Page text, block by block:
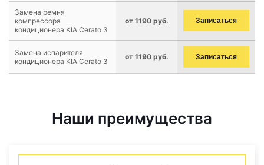
Замена ремня
компрессора
кондиционера KIA Cerato 3
от 1190 руб. Записаться
Замена испарителя
кондиционера KIA Cerato 3
от 1190 руб. Записаться
Наши преимущества